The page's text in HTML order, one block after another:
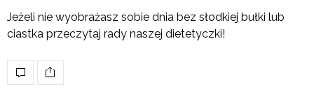
Jeżeli nie wyobrażasz sobie dnia bez słodkiej bułki lub
ciastka przeczytaj rady naszej dietetyczki!